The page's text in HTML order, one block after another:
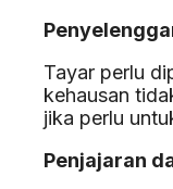
Tayar perlu
kehausan
jika perlu
Penjajaran